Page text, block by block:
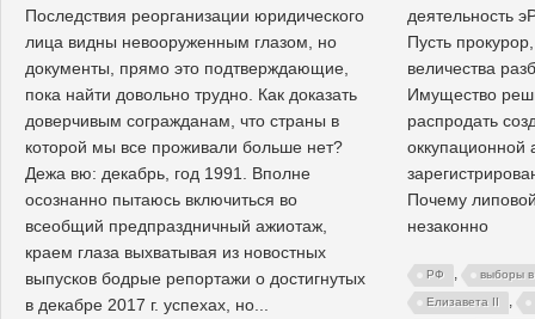
деятельность
Пусть
величества
Имущество
распродать
Почему
незаконно
РФ , выборы
Елизавета II ,
Последствия реорганизации юридического
лица видны невооруженным глазом, но
документы, прямо это подтверждающие,
пока найти довольно трудно. Как доказать
доверчивым согражданам, что страны в
которой мы все проживали больше нет?
Дежа вю: декабрь, год 1991. Вполне
осознанно пытаюсь включиться во
всеобщий предпраздничный ажиотаж,
краем глаза выхватывая из новостных
выпусков бодрые репортажи о достигнутых
в декабре 2017 г. успехах, но...